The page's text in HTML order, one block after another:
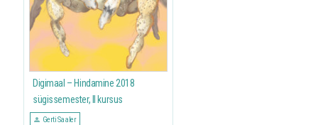
Digimaal – Hindamine 2018
sügissemester, II kursus
Gerti Saaler